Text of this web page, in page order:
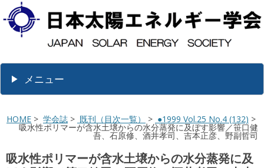
メニュー
HOME > 学会誌 > 既刊（目次一覧） > ●1999 Vol.25 No.4 (132) >
吸水性ポリマーが含水土壌からの水分蒸発に及ぼす影響／笹口健
吾、石原修、酒井孝司、吉本正彦、野副哲司
吸水性ポリマーが含水土壌からの水分蒸発に及